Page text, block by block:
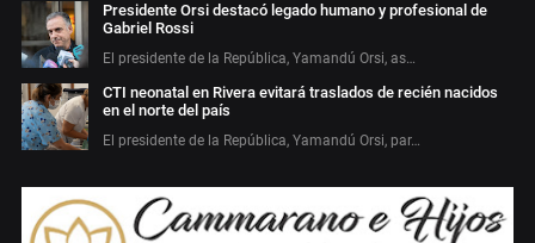
Presidente Orsi destacó legado humano y profesional de
Gabriel Rossi
El presidente de la República, Yamandú Orsi, as…
CTI neonatal en Rivera evitará traslados de recién nacidos
en el norte del país
El presidente de la República, Yamandú Orsi, par…